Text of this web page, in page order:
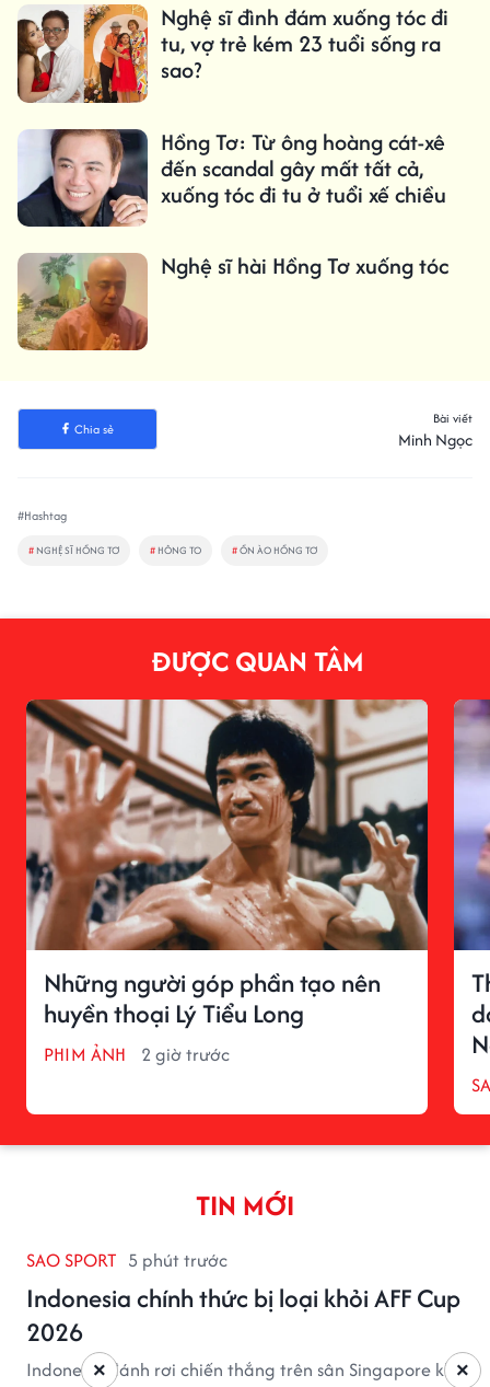
Nghệ sĩ đình đám xuống tóc đi
tu, vợ trẻ kém 23 tuổi sống ra
sao?
Hồng Tơ: Từ ông hoàng cát-xê
đến scandal gây mất tất cả,
xuống tóc đi tu ở tuổi xế chiều
Nghệ sĩ hài Hồng Tơ xuống tóc
Chia sẻ
Bài viết
Minh Ngọc
#Hashtag
# NGHỆ SĨ HỒNG TƠ # HÔNG TO #ỒN ÀO HỒNG TƠ
ĐƯỢC QUAN TÂM
Những người góp phần tạo nên
huyền thoại Lý Tiểu Long
PHIM ẢNH 2 giờ trước
TIN MỚI
SAO SPORT 5 phút trước
Indonesia chính thức bị loại khỏi AFF Cup
2026
Indonesia đánh rơi chiến thắng trên sân Singapore khi×
×